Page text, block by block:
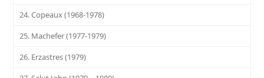
24. Copeaux (1968-1978)
25. Machefer (1977-1979)
26. Erzastres (1979)